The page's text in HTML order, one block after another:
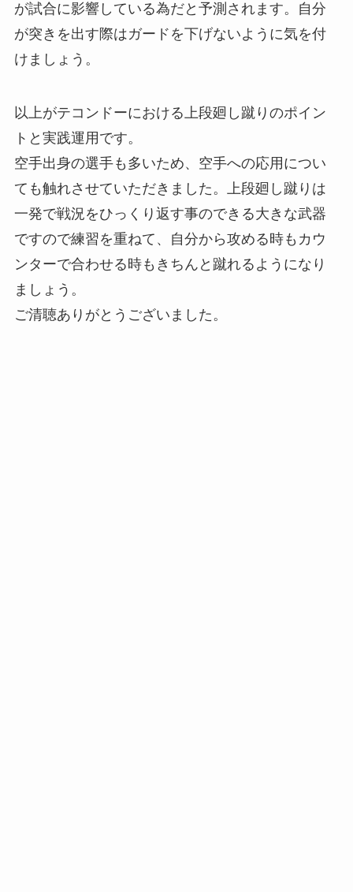
が試合に影響している為だと予測されます。自分
が突きを出す際はガードを下げないように気を付
けましょう。
以上がテコンドーにおける上段廻し蹴りのポイン
トと実践運用です。
空手出身の選手も多いため、空手への応用につい
ても触れさせていただきました。上段廻し蹴りは
一発で戦況をひっくり返す事のできる大きな武器
ですので練習を重ねて、自分から攻める時もカウ
ンターで合わせる時もきちんと蹴れるようになり
ましょう。
ご清聴ありがとうございました。